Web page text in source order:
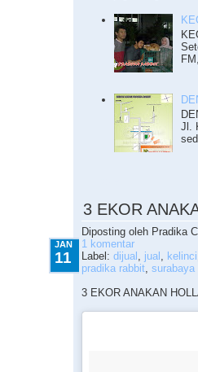
Jl.
3 EKOR
Diposting oleh Pradika
JAN
11
1 komentar
Label: dijual jual kelinci
pradika rabbit surabaya
3 EKOR ANAKAN